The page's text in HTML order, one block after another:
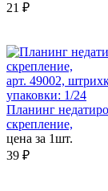
21 ₽
арт. 49002,
упаковки: 1/24
Планинг
скрепление,
цена за 1шт.
39 ₽